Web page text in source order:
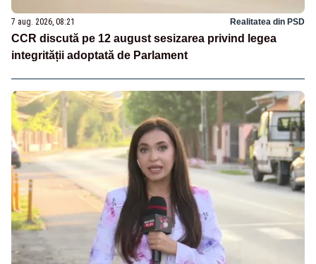
7 aug. 2026, 08:21 Realitatea din PSD
CCR discută pe 12 august sesizarea privind legea
integrității adoptată de Parlament